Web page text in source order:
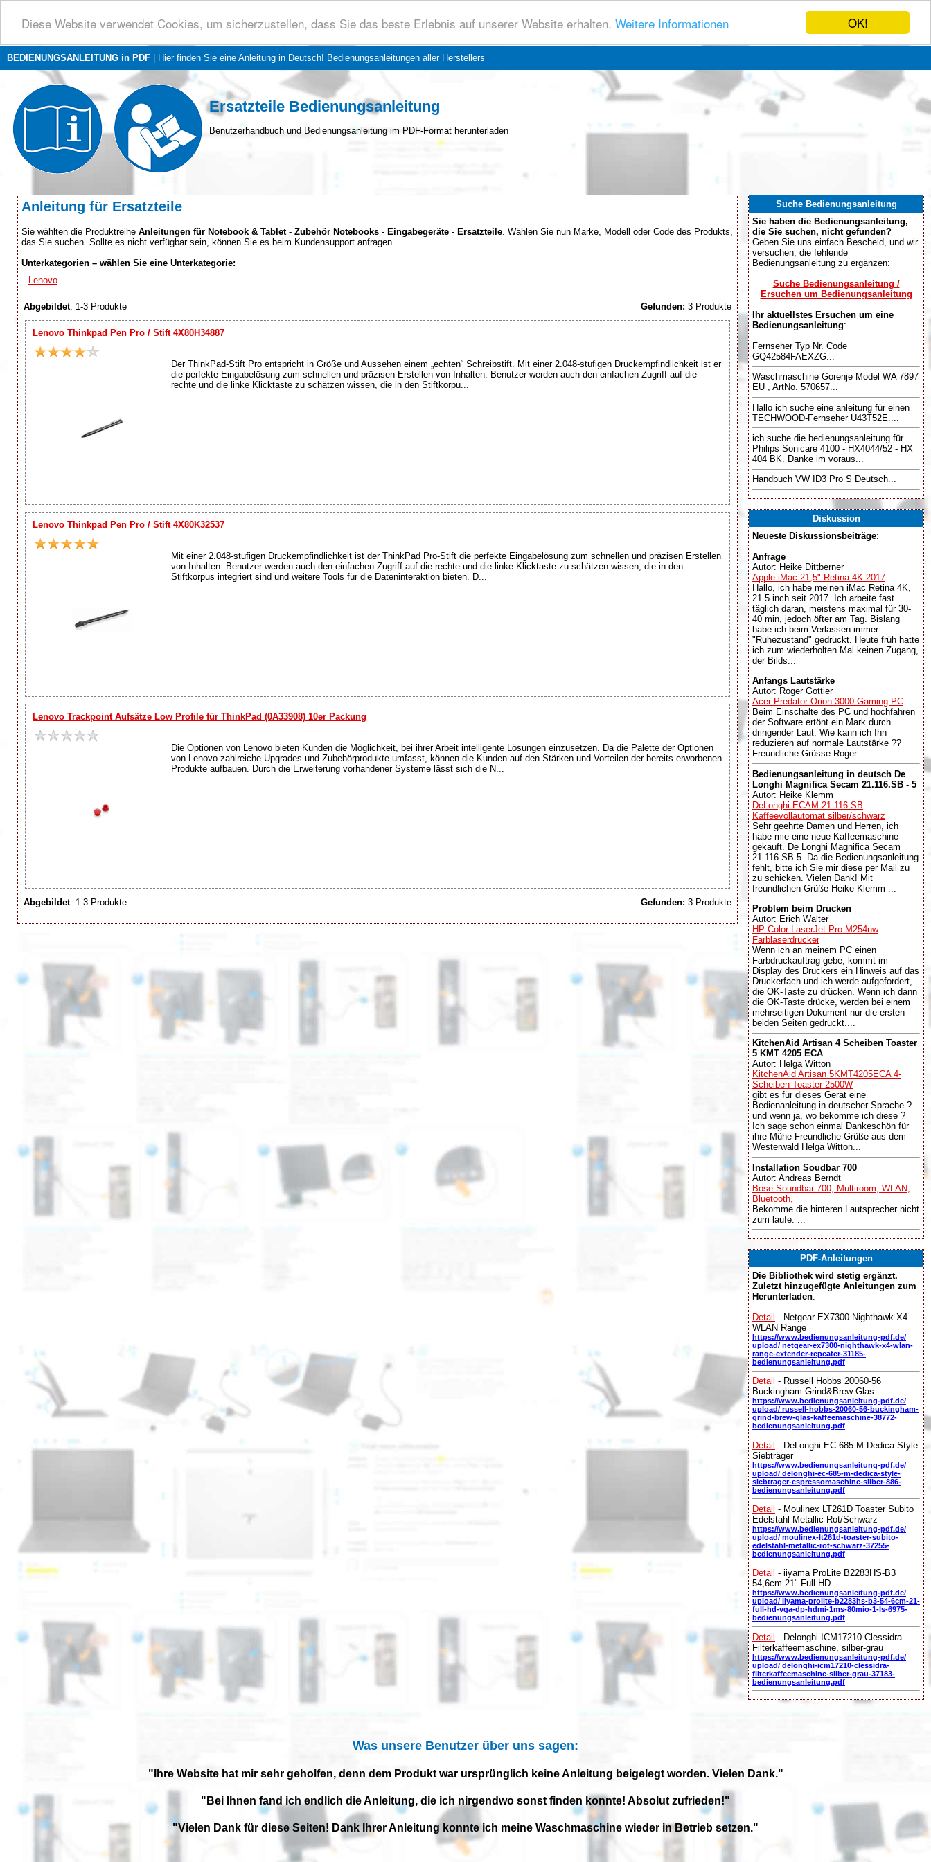
OK!
Diese Website verwendet Cookies, um sicherzustellen, dass Sie das beste Erlebnis auf unserer Website erhalten. Weitere Informationen
BEDIENUNGSANLEITUNG in PDF | Hier finden Sie eine Anleitung in Deutsch! Bedienungsanleitungen aller Herstellers
Ersatzteile Bedienungsanleitung
Benutzerhandbuch und Bedienungsanleitung im PDF-Format herunterladen
Anleitung für Ersatzteile
Sie wählten die Produktreihe Anleitungen für Notebook & Tablet - Zubehör Notebooks - Eingabegeräte - Ersatzteile . Wählen Sie nun Marke, Modell oder Code des Produkts,
das Sie suchen. Sollte es nicht verfügbar sein, können Sie es beim Kundensupport anfragen.
Unterkategorien – wählen Sie eine Unterkategorie:
Lenovo
Abgebildet: 1-3 Produkte Gefunden: 3 Produkte
Lenovo Thinkpad Pen Pro / Stift 4X80H34887
Der ThinkPad-Stift Pro entspricht in Größe und Aussehen einem „echten“ Schreibstift. Mit einer 2.048-stufigen Druckempfindlichkeit ist er
die perfekte Eingabelösung zum schnellen und präzisen Erstellen von Inhalten. Benutzer werden auch den einfachen Zugriff auf die
rechte und die linke Klicktaste zu schätzen wissen, die in den Stiftkorpu...
Lenovo Thinkpad Pen Pro / Stift 4X80K32537
Mit einer 2.048-stufigen Druckempfindlichkeit ist der ThinkPad Pro-Stift die perfekte Eingabelösung zum schnellen und präzisen Erstellen
von Inhalten. Benutzer werden auch den einfachen Zugriff auf die rechte und die linke Klicktaste zu schätzen wissen, die in den
Stiftkorpus integriert sind und weitere Tools für die Dateninteraktion bieten. D...
Lenovo Trackpoint Aufsätze Low Profile für ThinkPad (0A33908) 10er Packung
Die Optionen von Lenovo bieten Kunden die Möglichkeit, bei ihrer Arbeit intelligente Lösungen einzusetzen. Da die Palette der Optionen
von Lenovo zahlreiche Upgrades und Zubehörprodukte umfasst, können die Kunden auf den Stärken und Vorteilen der bereits erworbenen
Produkte aufbauen. Durch die Erweiterung vorhandener Systeme lässt sich die N...
Abgebildet: 1-3 Produkte Gefunden: 3 Produkte
Suche Bedienungsanleitung
Sie haben die Bedienungsanleitung,
die Sie suchen, nicht gefunden?
Geben Sie uns einfach Bescheid, und wir
versuchen, die fehlende
Bedienungsanleitung zu ergänzen:
Suche Bedienungsanleitung /
Ersuchen um Bedienungsanleitung
Ihr aktuellstes Ersuchen um eine
Bedienungsanleitung:
Fernseher Typ Nr. Code
GQ42584FAEXZG...
Waschmaschine Gorenje Model WA 7897
EU , ArtNo. 570657...
Hallo ich suche eine anleitung für einen
TECHWOOD-Fernseher U43T52E....
ich suche die bedienungsanleitung für
Philips Sonicare 4100 - HX4044/52 - HX
404 BK. Danke im voraus...
Handbuch VW ID3 Pro S Deutsch...
Diskussion
Neueste Diskussionsbeiträge:
Anfrage
Autor: Heike Dittberner
Apple iMac 21,5" Retina 4K 2017
Hallo, ich habe meinen iMac Retina 4K,
21.5 inch seit 2017. Ich arbeite fast
täglich daran, meistens maximal für 30-
40 min, jedoch öfter am Tag. Bislang
habe ich beim Verlassen immer
"Ruhezustand" gedrückt. Heute früh hatte
ich zum wiederholten Mal keinen Zugang,
der Bilds...
Anfangs Lautstärke
Autor: Roger Gottier
Acer Predator Orion 3000 Gaming PC
Beim Einschalte des PC und hochfahren
der Software ertönt ein Mark durch
dringender Laut. Wie kann ich Ihn
reduzieren auf normale Lautstärke ??
Freundliche Grüsse Roger...
Bedienungsanleitung in deutsch De
Longhi Magnifica Secam 21.116.SB - 5
Autor: Heike Klemm
DeLonghi ECAM 21.116.SB
Kaffeevollautomat silber/schwarz
Sehr geehrte Damen und Herren, ich
habe mie eine neue Kaffeemaschine
gekauft. De Longhi Magnifica Secam
21.116.SB 5. Da die Bedienungsanleitung
fehlt, bitte ich Sie mir diese per Mail zu
zu schicken. Vielen Dank! Mit
freundlichen Grüße Heike Klemm ...
Problem beim Drucken
Autor: Erich Walter
HP Color LaserJet Pro M254nw
Farblaserdrucker
Wenn ich an meinem PC einen
Farbdruckauftrag gebe, kommt im
Display des Druckers ein Hinweis auf das
Druckerfach und ich werde aufgefordert,
die OK-Taste zu drücken. Wenn ich dann
die OK-Taste drücke, werden bei einem
mehrseitigen Dokument nur die ersten
beiden Seiten gedruckt....
KitchenAid Artisan 4 Scheiben Toaster
5 KMT 4205 ECA
Autor: Helga Witton
KitchenAid Artisan 5KMT4205ECA 4-
Scheiben Toaster 2500W
gibt es für dieses Gerät eine
Bedienanleitung in deutscher Sprache ?
und wenn ja, wo bekomme ich diese ?
Ich sage schon einmal Dankeschön für
ihre Mühe Freundliche Grüße aus dem
Westerwald Helga Witton...
Installation Soudbar 700
Autor: Andreas Berndt
Bose Soundbar 700, Multiroom, WLAN,
Bluetooth,
Bekomme die hinteren Lautsprecher nicht
zum laufe. ...
PDF-Anleitungen
Die Bibliothek wird stetig ergänzt.
Zuletzt hinzugefügte Anleitungen zum
Herunterladen:
Detail - Netgear EX7300 Nighthawk X4
WLAN Range
https://www.bedienungsanleitung-pdf.de/
upload/ netgear-ex7300-nighthawk-x4-wlan-
range-extender-repeater-31185-
bedienungsanleitung.pdf
Detail - Russell Hobbs 20060-56
Buckingham Grind&Brew Glas
https://www.bedienungsanleitung-pdf.de/
upload/ russell-hobbs-20060-56-buckingham-
grind-brew-glas-kaffeemaschine-38772-
bedienungsanleitung.pdf
Detail - DeLonghi EC 685.M Dedica Style
Siebträger
https://www.bedienungsanleitung-pdf.de/
upload/ delonghi-ec-685-m-dedica-style-
siebtrager-espressomaschine-silber-886-
bedienungsanleitung.pdf
Detail - Moulinex LT261D Toaster Subito
Edelstahl Metallic-Rot/Schwarz
https://www.bedienungsanleitung-pdf.de/
upload/ moulinex-lt261d-toaster-subito-
edelstahl-metallic-rot-schwarz-37255-
bedienungsanleitung.pdf
Detail - iiyama ProLite B2283HS-B3
54,6cm 21" Full-HD
https://www.bedienungsanleitung-pdf.de/
upload/ iiyama-prolite-b2283hs-b3-54-6cm-21-
full-hd-vga-dp-hdmi-1ms-80mio-1-ls-6975-
bedienungsanleitung.pdf
Detail - Delonghi ICM17210 Clessidra
Filterkaffeemaschine, silber-grau
https://www.bedienungsanleitung-pdf.de/
upload/ delonghi-icm17210-clessidra-
filterkaffeemaschine-silber-grau-37183-
bedienungsanleitung.pdf
Was unsere Benutzer über uns sagen:
"Ihre Website hat mir sehr geholfen, denn dem Produkt war ursprünglich keine Anleitung beigelegt worden. Vielen Dank."
"Bei Ihnen fand ich endlich die Anleitung, die ich nirgendwo sonst finden konnte! Absolut zufrieden!"
"Vielen Dank für diese Seiten! Dank Ihrer Anleitung konnte ich meine Waschmaschine wieder in Betrieb setzen."